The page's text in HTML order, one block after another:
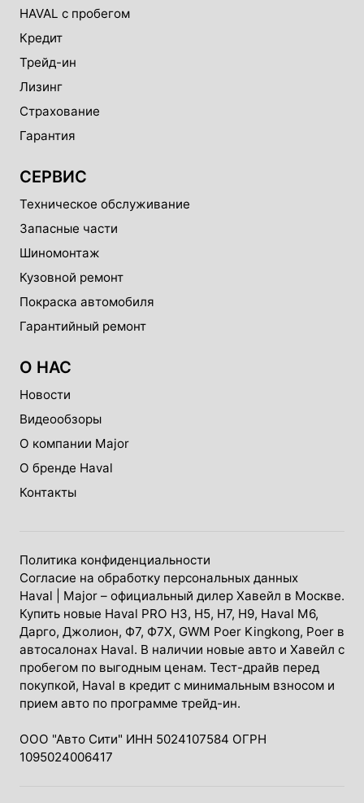
HAVAL с пробегом
Кредит
Трейд-ин
Лизинг
Страхование
Гарантия
СЕРВИС
Техническое обслуживание
Запасные части
Шиномонтаж
Кузовной ремонт
Покраска автомобиля
Гарантийный ремонт
О НАС
Новости
Видеообзоры
О компании Major
О бренде Haval
Контакты
Политика конфиденциальности
Согласие на обработку персональных данных
Haval | Major – официальный дилер Хавейл в Москве.
Купить новые Haval PRO H3, Н5, H7, Н9, Haval М6,
Дарго, Джолион, Ф7, Ф7Х, GWM Poer Kingkong, Poer в
автосалонах Haval. В наличии новые авто и Хавейл с
пробегом по выгодным ценам. Тест-драйв перед
покупкой, Haval в кредит с минимальным взносом и
прием авто по программе трейд-ин.
ООО "Авто Сити" ИНН 5024107584 ОГРН
1095024006417